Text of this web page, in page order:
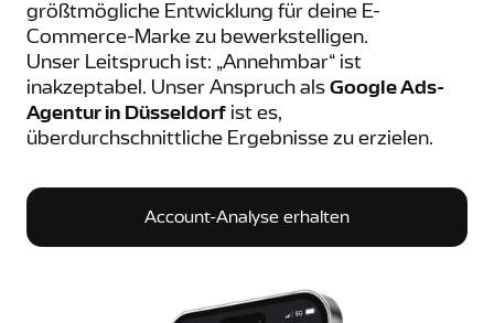
größtmögliche Entwicklung für deine E-
Commerce-Marke zu bewerkstelligen.
Unser Leitspruch ist: „Annehmbar“ ist
inakzeptabel. Unser Anspruch als Google Ads-
Agentur in Düsseldorf ist es,
überdurchschnittliche Ergebnisse zu erzielen.
Account-Analyse erhalten